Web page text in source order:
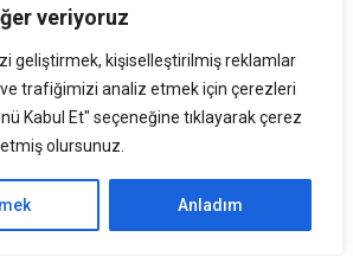
veriyoruz
geliştirmek, kişiselleştirilmiş reklamlar
trafiğimizi analiz etmek için çerezleri
Kabul Et" seçeneğine tıklayarak çerez
etmiş olursunuz.
Anladım